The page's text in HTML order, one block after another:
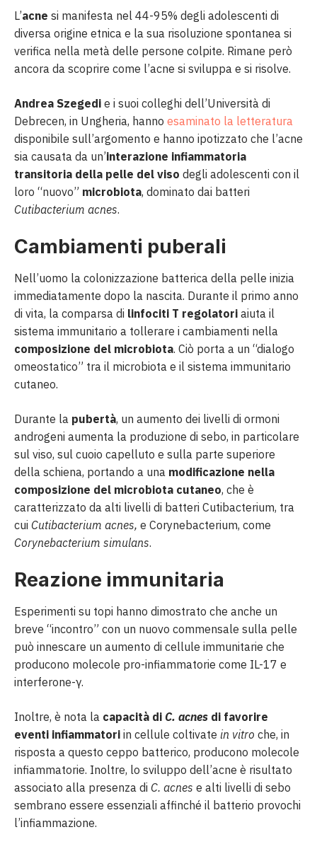
L’acne si manifesta nel 44-95% degli adolescenti di
diversa origine etnica e la sua risoluzione spontanea si
verifica nella metà delle persone colpite. Rimane però
ancora da scoprire come l’acne si sviluppa e si risolve.
Andrea Szegedi e i suoi colleghi dell’Università di
Debrecen, in Ungheria, hanno esaminato la letteratura
disponibile sull’argomento e hanno ipotizzato che l’acne
sia causata da un’interazione infiammatoria
transitoria della pelle del viso degli adolescenti con il
loro “nuovo” microbiota, dominato dai batteri
Cutibacterium acnes.
Cambiamenti puberali
Nell’uomo la colonizzazione batterica della pelle inizia
immediatamente dopo la nascita. Durante il primo anno
di vita, la comparsa di linfociti T regolatori aiuta il
sistema immunitario a tollerare i cambiamenti nella
composizione del microbiota. Ciò porta a un “dialogo
omeostatico” tra il microbiota e il sistema immunitario
cutaneo.
Durante la pubertà, un aumento dei livelli di ormoni
androgeni aumenta la produzione di sebo, in particolare
sul viso, sul cuoio capelluto e sulla parte superiore
della schiena, portando a una modificazione nella
composizione del microbiota cutaneo, che è
caratterizzato da alti livelli di batteri Cutibacterium, tra
cui Cutibacterium acnes, e Corynebacterium, come
Corynebacterium simulans.
Reazione immunitaria
Esperimenti su topi hanno dimostrato che anche un
breve “incontro” con un nuovo commensale sulla pelle
può innescare un aumento di cellule immunitarie che
producono molecole pro-infiammatorie come IL-17 e
interferone-γ.
Inoltre, è nota la capacità di C. acnes di favorire
eventi infiammatori in cellule coltivate in vitro che, in
risposta a questo ceppo batterico, producono molecole
infiammatorie. Inoltre, lo sviluppo dell’acne è risultato
associato alla presenza di C. acnes e alti livelli di sebo
sembrano essere essenziali affinché il batterio provochi
l’infiammazione.